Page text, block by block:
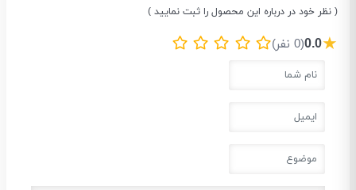
( نظر خود در درباره این محصول را ثبت نمایید )
★
0.0(0 نفر)